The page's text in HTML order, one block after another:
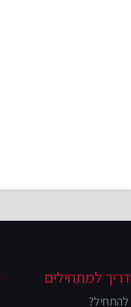
למתחילים
להתחיל?